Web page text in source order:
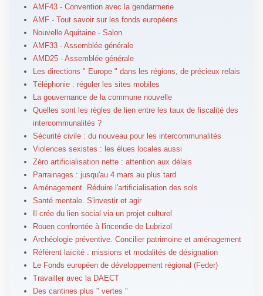
AMF43 - Convention avec la gendarmerie
AMF - Tout savoir sur les fonds européens
Nouvelle Aquitaine - Salon
AMF33 - Assemblée générale
AMD25 - Assemblée générale
Les directions " Europe " dans les régions, de précieux relais
Téléphonie : réguler les sites mobiles
La gouvernance de la commune nouvelle
Quelles sont les règles de lien entre les taux de fiscalité des
intercommunalités ?
Sécurité civile : du nouveau pour les intercommunalités
Violences sexistes : les élues locales aussi
Zéro artificialisation nette : attention aux délais
Parrainages : jusqu'au 4 mars au plus tard
Aménagement. Réduire l'artificialisation des sols
Santé mentale. S'investir et agir
Il crée du lien social via un projet culturel
Rouen confrontée à l'incendie de Lubrizol
Archéologie préventive. Concilier patrimoine et aménagement
Référent laïcité : missions et modalités de désignation
Le Fonds européen de développement régional (Feder)
Travailler avec la DAECT
Des cantines plus " vertes "